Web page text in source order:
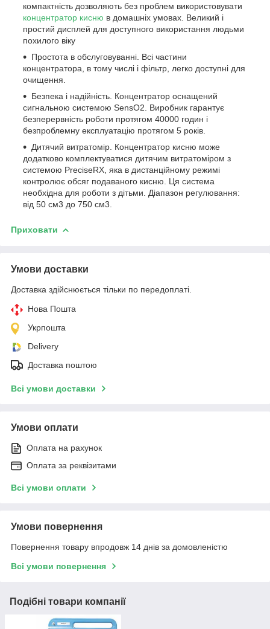
компактність дозволяють без проблем використовувати
концентратор кисню в домашніх умовах. Великий і
простий дисплей для доступного використання людьми
похилого віку
Простота в обслуговуванні. Всі частини
концентратора, в тому числі і фільтр, легко доступні для
очищення.
Безпека і надійність. Концентратор оснащений
сигнальною системою SensO2. Виробник гарантує
безперервність роботи протягом 40000 годин і
безпроблемну експлуатацію протягом 5 років.
Дитячий витратомір. Концентратор кисню може
додатково комплектуватися дитячим витратоміром з
системою PreciseRX, яка в дистанційному режимі
контролює обсяг подаваного кисню. Ця система
необхідна для роботи з дітьми. Діапазон регулювання:
від 50 см3 до 750 см3
Приховати
Умови доставки
Доставка здійснюється тільки по передоплаті.
Нова Пошта
Укрпошта
Delivery
Доставка поштою
Всі умови доставки
Умови оплати
Оплата на рахунок
Оплата за реквізитами
Всі умови оплати
Умови повернення
Повернення товару впродовж 14 днів за домовленістю
Всі умови повернення
Подібні товари компанії